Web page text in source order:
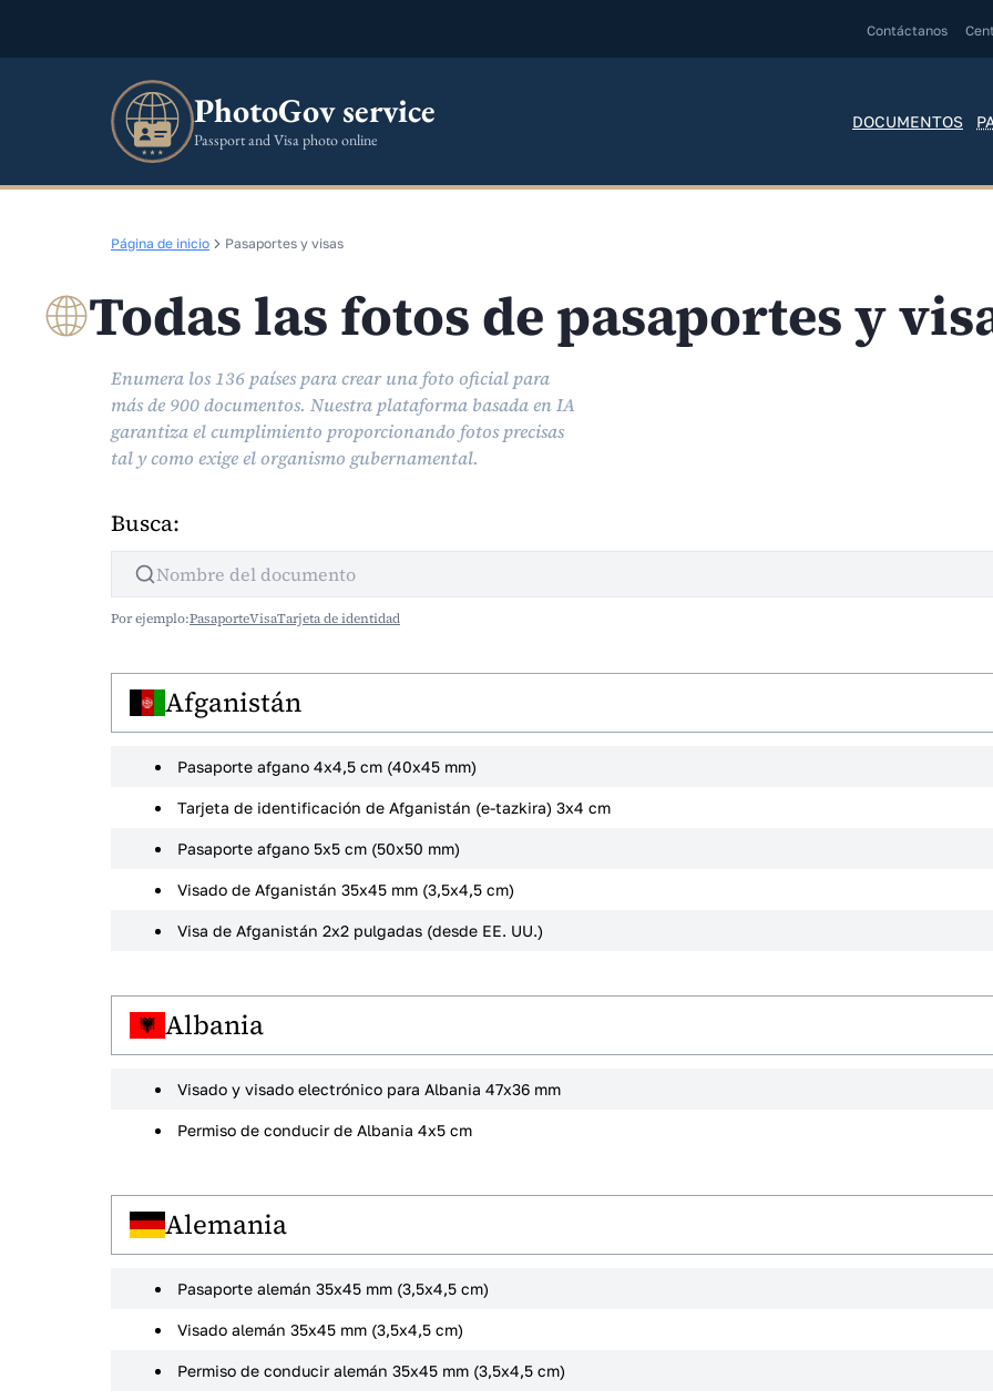
Contáctanos
PhotoGov service
Passport and Visa photo online
DOCUMENTOS
Página de inicio Pasaportes y visas
Todas las fotos de pasaportes y
Enumera los 136 países para crear una foto oficial para
más de 900 documentos. Nuestra plataforma basada en IA
garantiza el cumplimiento proporcionando fotos precisas
tal y como exige el organismo gubernamental.
Busca:
Por ejemplo:PasaporteVisaTarjeta de identidad
Afganistán
Pasaporte afgano 4x4,5 cm (40x45 mm)
Tarjeta de identificación de Afganistán (e-tazkira) 3x4 cm
Pasaporte afgano 5x5 cm (50x50 mm)
Visado de Afganistán 35x45 mm (3,5x4,5 cm)
Visa de Afganistán 2x2 pulgadas (desde EE. UU.)
Albania
Visado y visado electrónico para Albania 47x36 mm
Permiso de conducir de Albania 4x5 cm
Alemania
Pasaporte alemán 35x45 mm (3,5x4,5 cm)
Visado alemán 35x45 mm (3,5x4,5 cm)
Permiso de conducir alemán 35x45 mm (3,5x4,5 cm)